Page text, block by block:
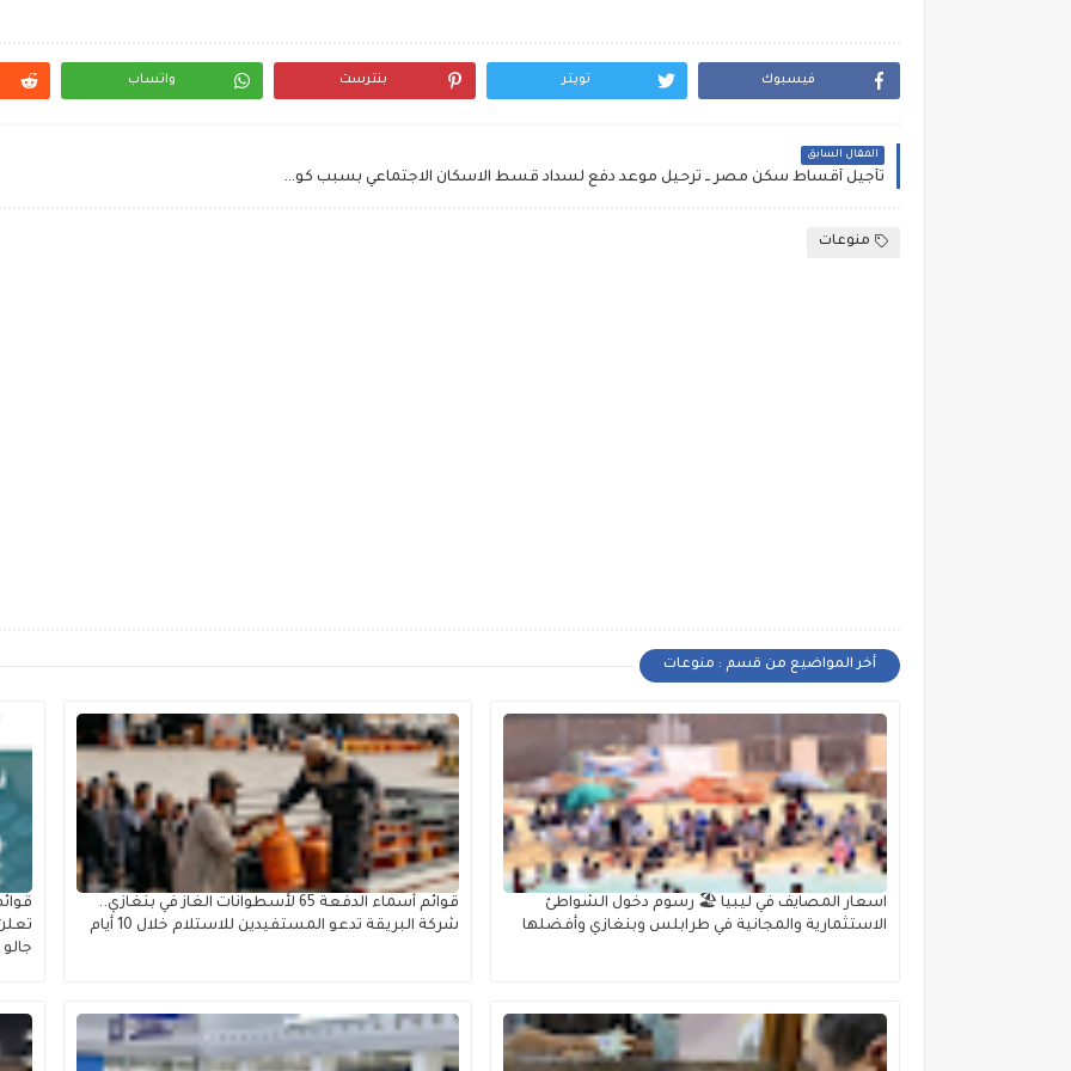
فيسبوك تويتر بنترست واتساب
المقال السابق
تأجيل أقساط سكن مصر ــ ترحيل موعد دفع لسداد قسط الاسكان الاجتماعي بسبب كورورنا
منوعات
أخر المواضيع من قسم : منوعات
اسعار المصايف في ليبيا 🏖️ رسوم دخول الشواطئ
الاستثمارية والمجانية في طرابلس وبنغازي وأفضلها
قوائم أسماء الدفعة 65 لأسطوانات الغاز في بنغازي..
شركة البريقة تدعو المستفيدين للاستلام خلال 10 أيام
جالو